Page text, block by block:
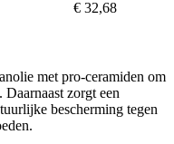
€ 32,68
met pro-ceramiden om
Daarnaast zorgt een
bescherming tegen